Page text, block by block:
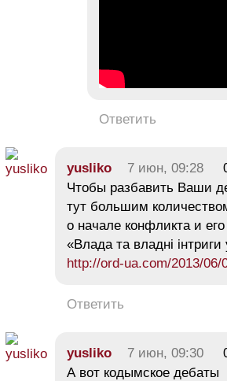
Ответить
yusliko 7 июн, 09:28
Чтобы разбавить Ваши
тут большим
о начале конфликта и
«Влада та владні
http://ord-ua.com/2013/
Ответить
yusliko 7 июн, 09:30
А вот кодымское дебаты